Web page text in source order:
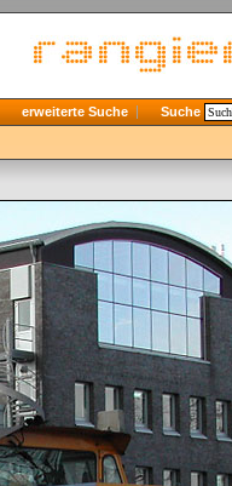
erweiterte Suche Suche